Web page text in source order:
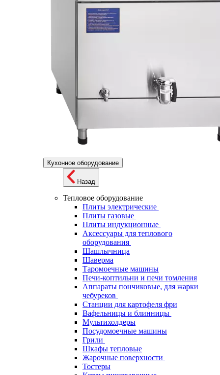
Кухонное оборудование
Назад
Тепловое оборудование
Плиты электрические
Плиты газовые
Плиты индукционные
Аксессуары для теплового
оборудования
Шашлычница
Шаверма
Таромоечные машины
Печи-коптильни и печи томления
Аппараты пончиковые, для жарки
чебуреков
Станции для картофеля фри
Вафельницы и блинницы
Мультихолдеры
Посудомоечные машины
Грили
Шкафы тепловые
Жарочные поверхности
Тостеры